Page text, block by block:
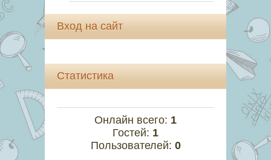
Вход на сайт
Статистика
Онлайн всего: 1
Гостей: 1
Пользователей: 0